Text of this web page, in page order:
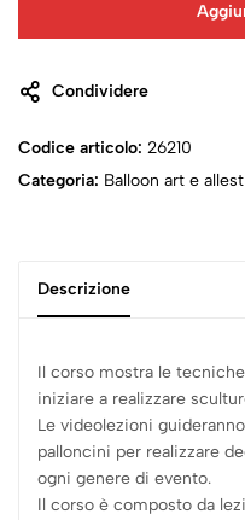
Condividere
Codice articolo: 26210
Categoria: Balloon art e
Descrizione
Il corso mostra le
iniziare a realizzare
Le videolezioni
palloncini per realizzare
ogni genere di evento.
Il corso è composto da